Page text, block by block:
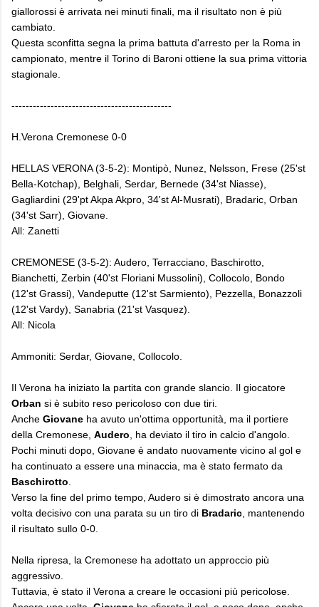
giallorossi è arrivata nei minuti finali, ma il risultato non è più
cambiato.
Questa sconfitta segna la prima battuta d'arresto per la Roma in
campionato, mentre il Torino di Baroni ottiene la sua prima vittoria
stagionale.
---------------------------------------------
H.Verona Cremonese 0-0
HELLAS VERONA (3-5-2): Montipò, Nunez, Nelsson, Frese (25'st
Bella-Kotchap), Belghali, Serdar, Bernede (34'st Niasse),
Gagliardini (29'pt Akpa Akpro, 34'st Al-Musrati), Bradaric, Orban
(34'st Sarr), Giovane.
All: Zanetti
CREMONESE (3-5-2): Audero, Terracciano, Baschirotto,
Bianchetti, Zerbin (40'st Floriani Mussolini), Collocolo, Bondo
(12'st Grassi), Vandeputte (12'st Sarmiento), Pezzella, Bonazzoli
(12'st Vardy), Sanabria (21'st Vasquez).
All: Nicola
Ammoniti: Serdar, Giovane, Collocolo.
Il Verona ha iniziato la partita con grande slancio. Il giocatore
Orban si è subito reso pericoloso con due tiri.
Anche Giovane ha avuto un'ottima opportunità, ma il portiere
della Cremonese, Audero , ha deviato il tiro in calcio d'angolo.
Pochi minuti dopo, Giovane è andato nuovamente vicino al gol e
ha continuato a essere una minaccia, ma è stato fermato da
Baschirotto
Verso la fine del primo tempo, Audero si è dimostrato ancora una
volta decisivo con una parata su un tiro di Bradaric , mantenendo
il risultato sullo 0-0.
Nella ripresa, la Cremonese ha adottato un approccio più
aggressivo.
Tuttavia, è stato il Verona a creare le occasioni più pericolose.